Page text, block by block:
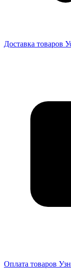
Доставка товаров
Оплата товаров